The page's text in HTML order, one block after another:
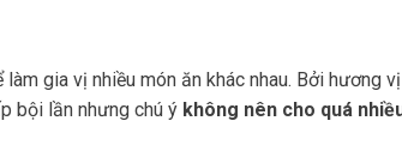
gia vị nhiều món ăn khác nhau. Bởi hương
bội lần nhưng chú ý không nên cho quá